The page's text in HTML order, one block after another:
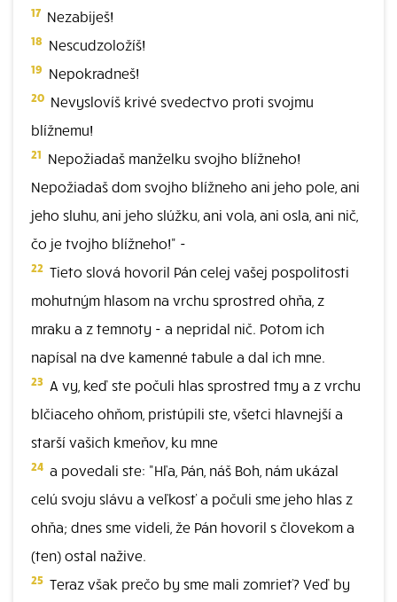
17 Nezabiješ!
18 Nescudzoložíš!
19 Nepokradneš!
20 Nevyslovíš krivé svedectvo proti svojmu
blížnemu!
21 Nepožiadaš manželku svojho blížneho!
Nepožiadaš dom svojho blížneho ani jeho pole, ani
jeho sluhu, ani jeho slúžku, ani vola, ani osla, ani nič,
čo je tvojho blížneho!" -
22 Tieto slová hovoril Pán celej vašej pospolitosti
mohutným hlasom na vrchu sprostred ohňa, z
mraku a z temnoty - a nepridal nič. Potom ich
napísal na dve kamenné tabule a dal ich mne.
23 A vy, keď ste počuli hlas sprostred tmy a z vrchu
blčiaceho ohňom, pristúpili ste, všetci hlavnejší a
starší vašich kmeňov, ku mne
24 a povedali ste: "Hľa, Pán, náš Boh, nám ukázal
celú svoju slávu a veľkosť a počuli sme jeho hlas z
ohňa; dnes sme videli, že Pán hovoril s človekom a
(ten) ostal nažive.
25 Teraz však prečo by sme mali zomrieť? Veď by